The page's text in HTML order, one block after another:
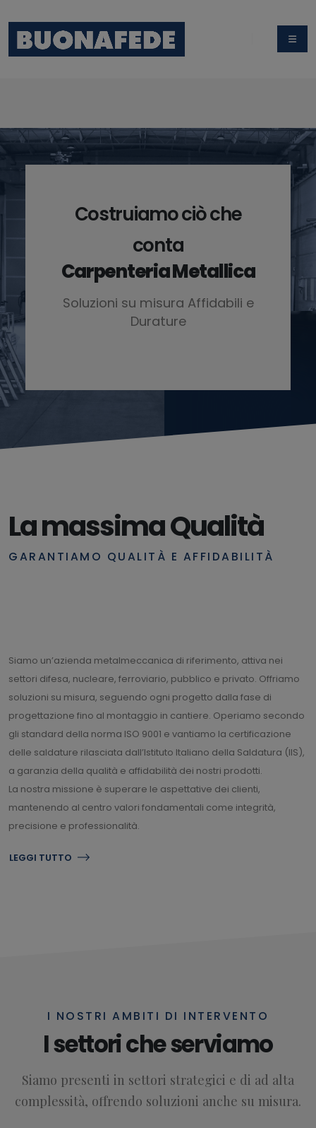
Costruiamo ciò che
conta
Carpenteria Metallica
Soluzioni su misura Affidabili e
Durature
La massima Qualità
GARANTIAMO QUALITÀ E AFFIDABILITÀ
Siamo un’azienda metalmeccanica di riferimento, attiva nei
settori difesa, nucleare, ferroviario, pubblico e privato. Offriamo
soluzioni su misura, seguendo ogni progetto dalla fase di
progettazione fino al montaggio in cantiere. Operiamo secondo
gli standard della norma ISO 9001 e vantiamo la certificazione
delle saldature rilasciata dall’Istituto Italiano della Saldatura (IIS),
a garanzia della qualità e affidabilità dei nostri prodotti.
La nostra missione è superare le aspettative dei clienti,
mantenendo al centro valori fondamentali come integrità,
precisione e professionalità.
LEGGI TUTTO
I NOSTRI AMBITI DI INTERVENTO
I settori che serviamo
Siamo presenti in settori strategici e di ad alta
complessità, offrendo soluzioni anche su misura.